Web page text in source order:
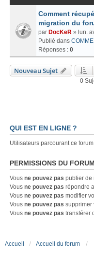
Comment
migration du
par DocKeR » lun.
Publié dans
Réponses : 0
Nouveau Sujet
0
QUI EST EN LIGNE ?
Utilisateurs parcourant ce
PERMISSIONS DU FORUM
Vous ne pouvez pas publier de
Vous ne pouvez pas répondre
Vous ne pouvez pas modifier
Vous ne pouvez pas supprimer
Vous ne pouvez pas transférer
Accueil Accueil du forum